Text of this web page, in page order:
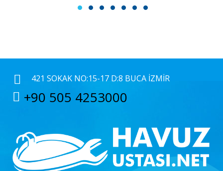
1 2 3 4 5 6 7
421 SOKAK NO:15-17 D:8 BUCA İZMIR
+90 505 4253000